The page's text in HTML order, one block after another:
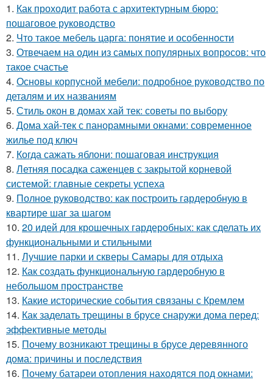
1. Как проходит работа с архитектурным бюро:
пошаговое руководство
2. Что такое мебель царга: понятие и особенности
3. Отвечаем на один из самых популярных вопросов: что
такое счастье
4. Основы корпусной мебели: подробное руководство по
деталям и их названиям
5. Стиль окон в домах хай тек: советы по выбору
6. Дома хай-тек с панорамными окнами: современное
жилье под ключ
7. Когда сажать яблони: пошаговая инструкция
8. Летняя посадка саженцев с закрытой корневой
системой: главные секреты успеха
9. Полное руководство: как построить гардеробную в
квартире шаг за шагом
10. 20 идей для крошечных гардеробных: как сделать их
функциональными и стильными
11. Лучшие парки и скверы Самары для отдыха
12. Как создать функциональную гардеробную в
небольшом пространстве
13. Какие исторические события связаны с Кремлем
14. Как заделать трещины в брусе снаружи дома перед:
эффективные методы
15. Почему возникают трещины в брусе деревянного
дома: причины и последствия
16. Почему батареи отопления находятся под окнами: